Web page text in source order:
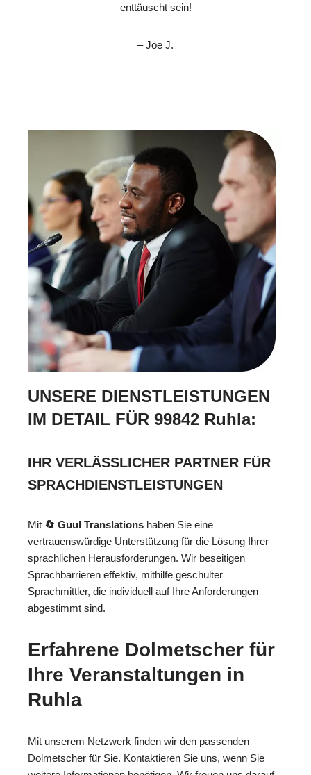
enttäuscht sein!
– Joe J.
UNSERE DIENSTLEISTUNGEN
IM DETAIL FÜR 99842 Ruhla:
IHR VERLÄSSLICHER PARTNER FÜR
SPRACHDIENSTLEISTUNGEN
Mit 🔄 Guul Translations haben Sie eine
vertrauenswürdige Unterstützung für die Lösung Ihrer
sprachlichen Herausforderungen. Wir beseitigen
Sprachbarrieren effektiv, mithilfe geschulter
Sprachmittler, die individuell auf Ihre Anforderungen
abgestimmt sind.
Erfahrene Dolmetscher für
Ihre Veranstaltungen in
Ruhla
Mit unserem Netzwerk finden wir den passenden
Dolmetscher für Sie. Kontaktieren Sie uns, wenn Sie